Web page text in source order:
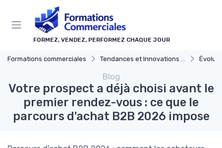
FORMEZ, VENDEZ, PERFORMEZ CHAQUE JOUR
Formations commerciales Tendances et Innovations dans la formation commerciale Évolution
Blog
Votre prospect a déjà choisi avant le
premier rendez-vous : ce que le
parcours d'achat B2B 2026 impose
Panneau de gestion des cookies